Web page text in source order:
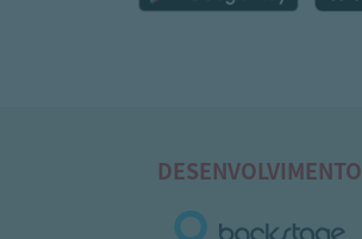
DESENVOLVIMENTO